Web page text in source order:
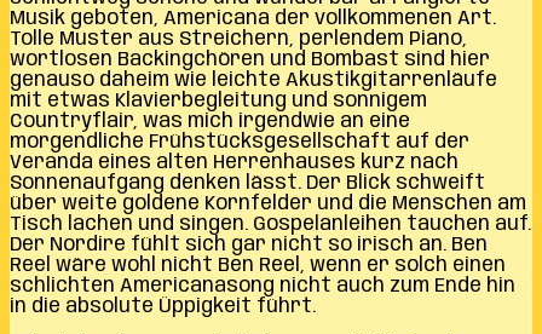
Musik geboten, Americana der vollkommenen Art.
Tolle Muster aus Streichern, perlendem Piano,
wortlosen Backingchören und Bombast sind hier
genauso daheim wie leichte Akustikgitarrenläufe
mit etwas Klavierbegleitung und sonnigem
Countryflair, was mich irgendwie an eine
morgendliche Frühstücksgesellschaft auf der
Veranda eines alten Herrenhauses kurz nach
Sonnenaufgang denken lässt. Der Blick schweift
über weite goldene Kornfelder und die Menschen am
Tisch lachen und singen. Gospelanleihen tauchen auf.
Der Nordire fühlt sich gar nicht so irisch an. Ben
Reel wäre wohl nicht Ben Reel, wenn er solch einen
schlichten Americanasong nicht auch zum Ende hin
in die absolute Üppigkeit führt.